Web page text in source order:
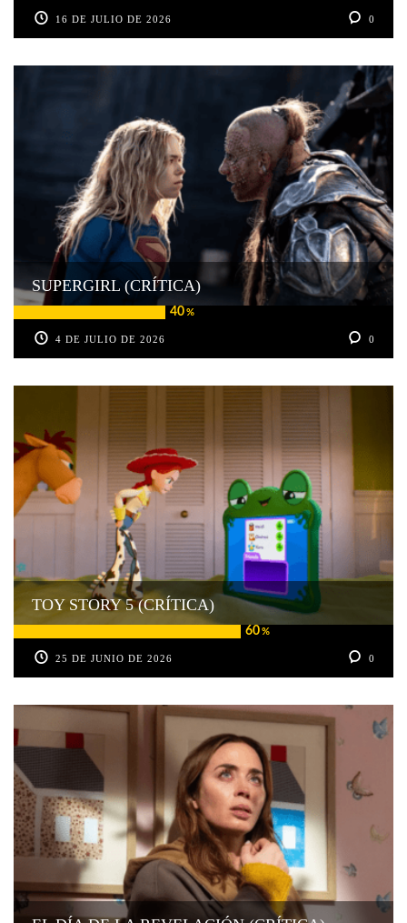
16 DE JULIO DE 2026 0
40%
SUPERGIRL (CRÍTICA)
4 DE JULIO DE 2026 0
60%
TOY STORY 5 (CRÍTICA)
25 DE JUNIO DE 2026 0